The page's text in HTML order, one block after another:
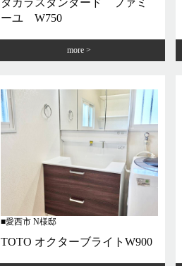
ーユ W750
more
愛西市 N様邸
TOTO オクターブライトW900